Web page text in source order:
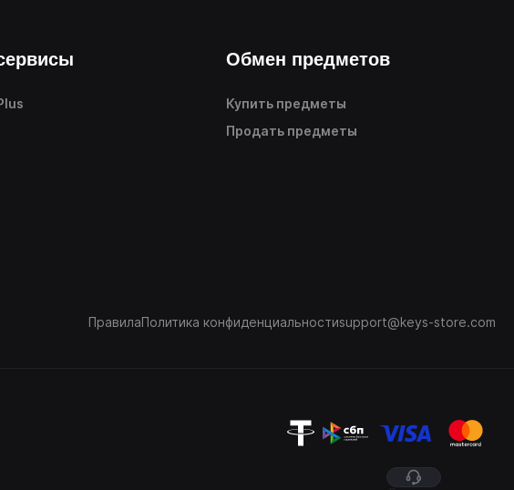
Обмен предметов
Купить предметы
Продать предметы
ПравилаПолитика конфиденциальностиsupport@keys-store.com